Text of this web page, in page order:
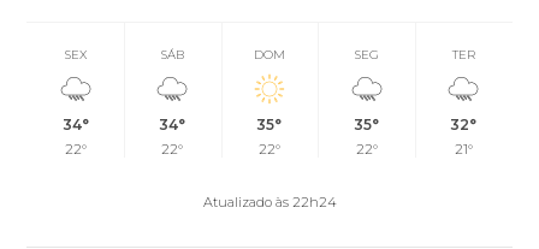
SEX
34°
22°
SÁB
34°
22°
DOM
35°
22°
SEG
35°
22°
TER
32°
21°
Atualizado às 22h24